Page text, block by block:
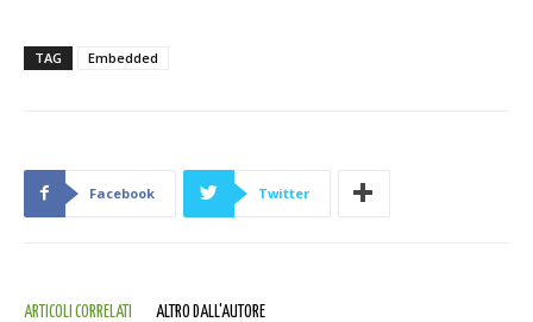
TAG Embedded
Facebook Twitter
ARTICOLI CORRELATI ALTRO DALL'AUTORE